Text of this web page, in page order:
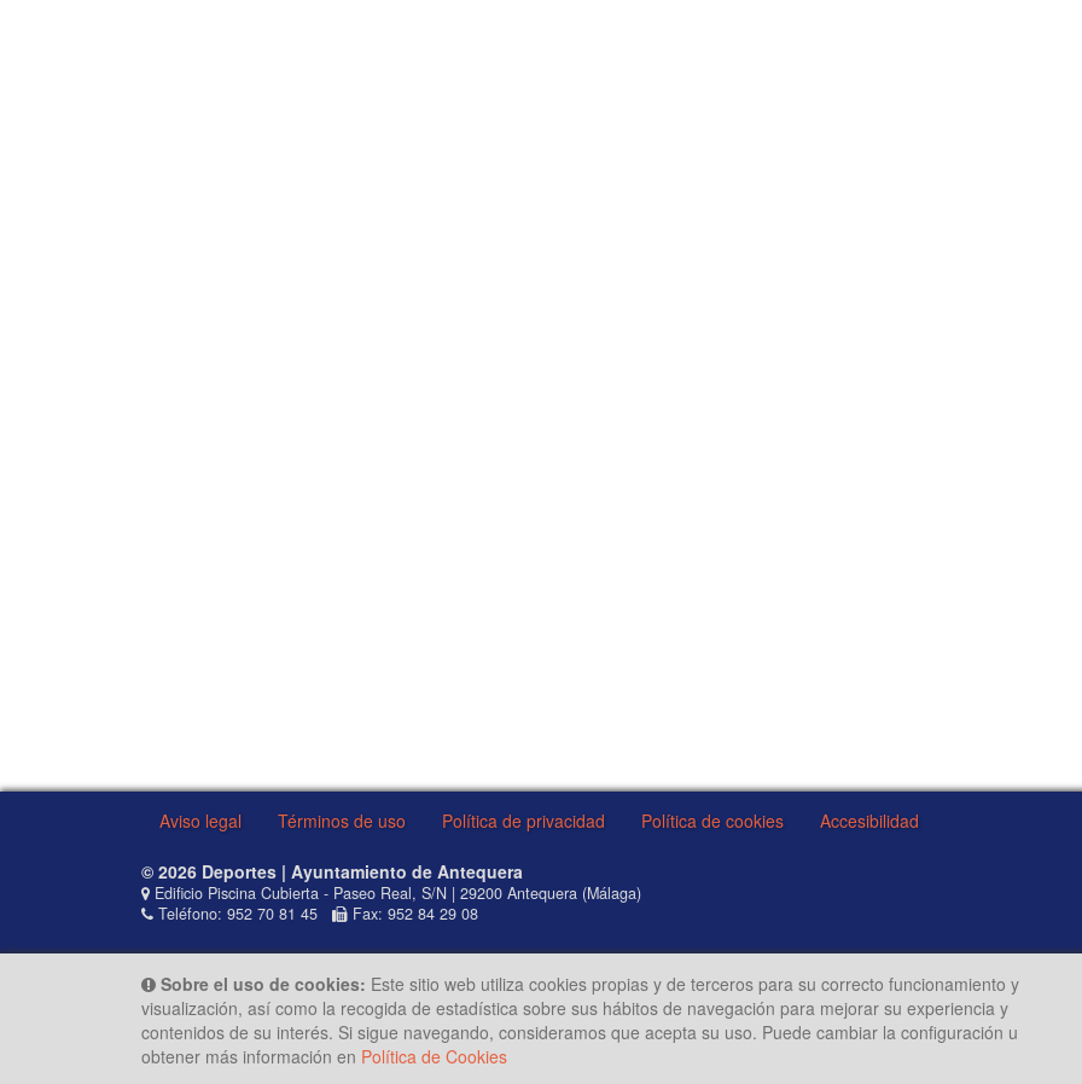
Aviso legal Términos de uso Política de privacidad Política de cookies Accesibilidad
© 2026 Deportes | Ayuntamiento de Antequera
Edificio Piscina Cubierta - Paseo Real, S/N | 29200 Antequera (Málaga)
Teléfono: 952 70 81 45
Fax: 952 84 29 08
Sobre el uso de cookies: Este sitio web utiliza cookies propias y de terceros para su correcto funcionamiento y
visualización, así como la recogida de estadística sobre sus hábitos de navegación para mejorar su experiencia y
contenidos de su interés. Si sigue navegando, consideramos que acepta su uso. Puede cambiar la configuración u
obtener más información en Política de Cookies